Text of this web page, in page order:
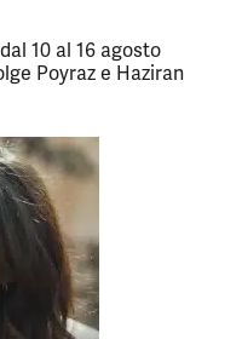
10 al 16 agosto
Poyraz e Haziran